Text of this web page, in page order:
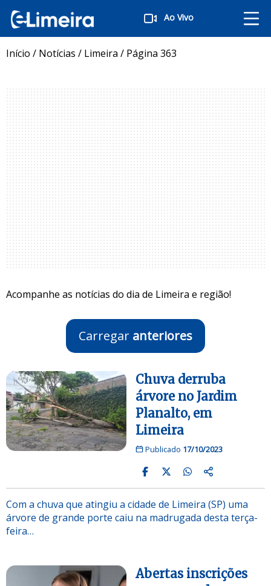
Ao Vivo
Início / Notícias / Limeira / Página 363
Acompanhe as notícias do dia de Limeira e região!
Carregar anteriores
Chuva derruba
árvore no Jardim
Planalto, em
Limeira
Publicado 17/10/2023
Com a chuva que atingiu a cidade de Limeira (SP) uma
árvore de grande porte caiu na madrugada desta terça-
feira…
Abertas inscrições